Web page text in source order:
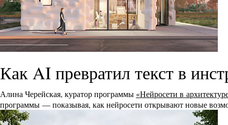
Как AI превратил текст в
Алина Черейская, куратор программы «Нейросети в
программы — показывая, как нейросети открывают новые